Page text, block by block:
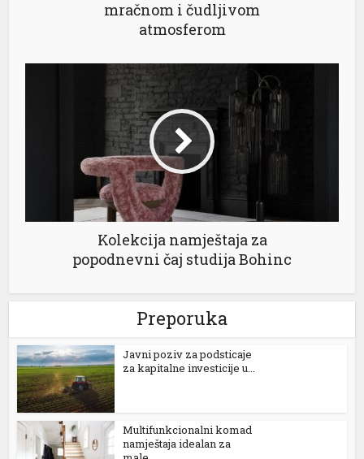
mračnom i čudljivom
atmosferom
Kolekcija namještaja za
popodnevni čaj studija Bohinc
Preporuka
Јavni poziv za podsticaje
za kapitalne investicije u...
Multifunkcionalni komad
namještaja idealan za